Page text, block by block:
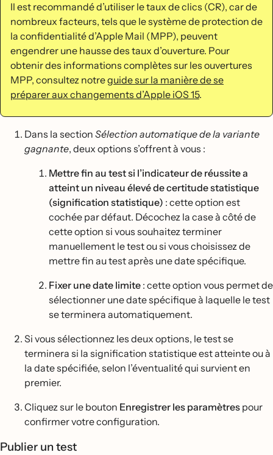
Il est recommandé d’utiliser le taux de clics (CR), car de
nombreux facteurs, tels que le système de protection de
la confidentialité d’Apple Mail (MPP), peuvent
engendrer une hausse des taux d’ouverture. Pour
obtenir des informations complètes sur les ouvertures
MPP, consultez notreguide sur la manière de se
préparer aux changements d’Apple iOS 15.
Dans la section Sélection automatique de la variante
gagnante, deux options s’offrent à vous :
Mettre fin au test si l’indicateur de réussite a
atteint un niveau élevé de certitude statistique
(signification statistique) : cette option est
cochée par défaut. Décochez la case à côté de
cette option si vous souhaitez terminer
manuellement le test ou si vous choisissez de
mettre fin au test après une date spécifique.
Fixer une date limite : cette option vous permet de
sélectionner une date spécifique à laquelle le test
se terminera automatiquement.
Si vous sélectionnez les deux options, le test se
terminera si la signification statistique est atteinte ou à
la date spécifiée, selon l’éventualité qui survient en
premier.
Cliquez sur le bouton Enregistrer les paramètres pour
confirmer votre configuration.
Publier un test